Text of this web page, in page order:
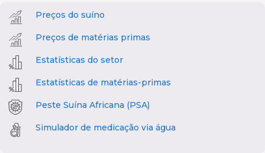
Preços do suíno
Preços de matérias primas
Estatísticas do setor
Estatísticas de matérias-primas
Peste Suína Africana (PSA)
Simulador de medicação via água